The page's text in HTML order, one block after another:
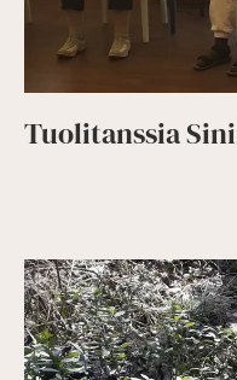
Tuolitanssia